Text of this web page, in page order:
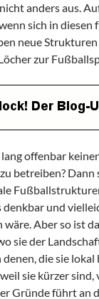
anders aus.
sich in diesen
neue
zur
lang offenbar
betreiben? Dann
denkbar und
Aber so ist
sie der
die sie lokal
sie kürzer
Gründe führt an